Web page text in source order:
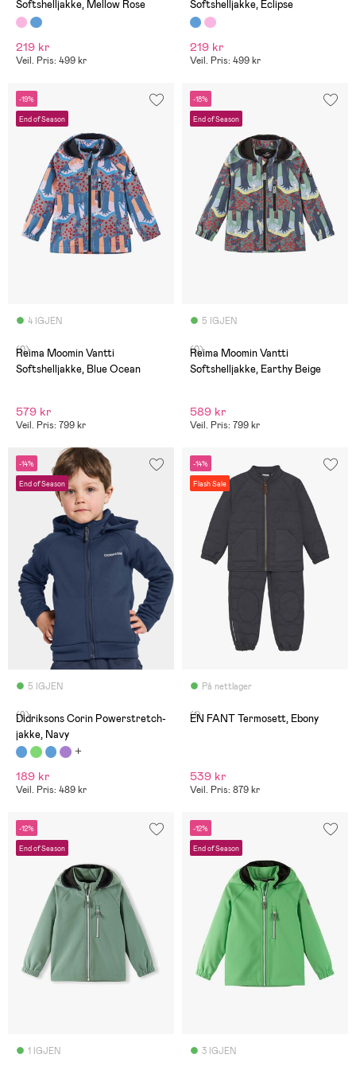
Softshelljakke, Mellow Rose
219 kr
Veil. Pris: 499 kr
Softshelljakke, Eclipse
219 kr
Veil. Pris: 499 kr
-19%
End of Season
4 IGJEN
(0)
Reima Moomin Vantti
Softshelljakke, Blue Ocean
579 kr
Veil. Pris: 799 kr
-18%
End of Season
5 IGJEN
(0)
Reima Moomin Vantti
Softshelljakke, Earthy Beige
589 kr
Veil. Pris: 799 kr
-14%
End of Season
5 IGJEN
(9)
Didriksons Corin Powerstretch-
jakke, Navy
189 kr
Veil. Pris: 489 kr
-14%
Flash Sale
På nettlager
(1)
EN FANT Termosett, Ebony
539 kr
Veil. Pris: 879 kr
-12%
End of Season
1 IGJEN
-12%
End of Season
3 IGJEN